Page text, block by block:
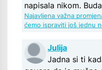
napisala nikom.
Najavljena važna
ćemo ispraviti još jednu
Julija
Jadna si ti